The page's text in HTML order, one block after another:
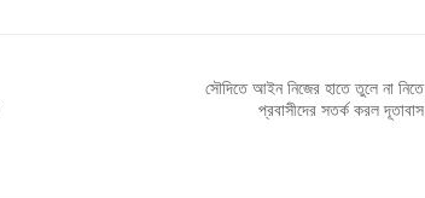
সৌদিতে আইন নিজের হাতে তুলে না নিতে
প্রবাসীদের সতর্ক করল দূতাবাস